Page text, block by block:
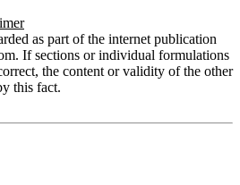
as part of the internet publication
If sections or individual formulations
the content or validity of the other
this fact.